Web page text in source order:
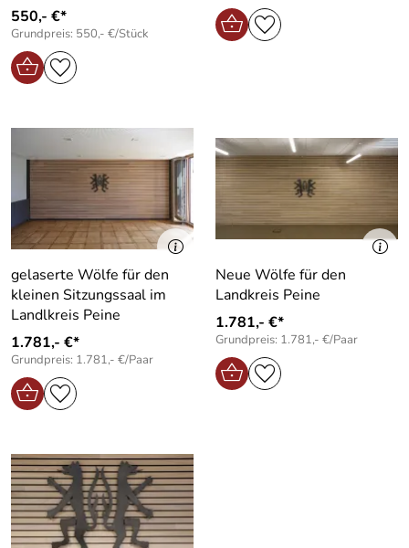
550,- €*
Grundpreis: 550,- €/Stück
gelaserte Wölfe für den
kleinen Sitzungssaal im
Landlkreis Peine
1.781,- €*
Grundpreis: 1.781,- €/Paar
Neue Wölfe für den
Landkreis Peine
1.781,- €*
Grundpreis: 1.781,- €/Paar